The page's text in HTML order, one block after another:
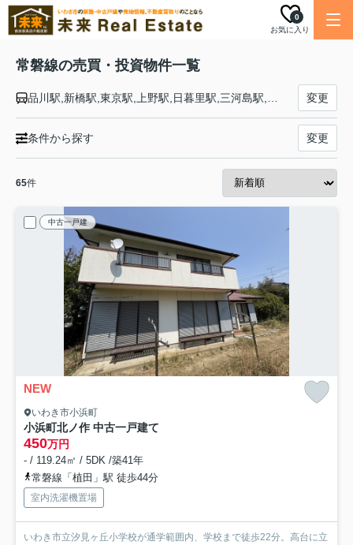
お気に入り
0
常磐線の売買・投資物件一覧
変更
条件から探す 変更
65件
中古一戸建
NEW
いわき市小浜町
小浜町北ノ作 中古一戸建て
450万円
- / 119.24㎡ / 5DK /築41年
常磐線「植田」駅 徒歩44分
室内洗濯機置場
いわき市立汐見ヶ丘小学校が通学範囲内、学校まで徒歩22分。高台に立